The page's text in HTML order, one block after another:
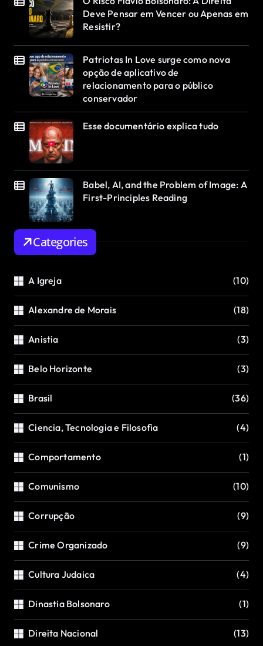
Deve Pensar em Vencer ou Apenas em
Resistir?
Patriotas In Love surge como nova
opção de aplicativo de
relacionamento para o público
conservador
Esse documentário explica tudo
Babel, AI, and the Problem of Image: A
First-Principles Reading
Categories
A Igreja (10)
Alexandre de Morais (18)
Anistia (3)
Belo Horizonte (3)
Brasil (36)
Ciencia, Tecnologia e Filosofia (4)
Comportamento (1)
Comunismo (10)
Corrupção (9)
Crime Organizado (9)
Cultura Judaica (4)
Dinastia Bolsonaro (1)
Direita Nacional (13)